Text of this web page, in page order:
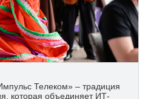
Телеком» – традиция
которая объединяет ИТ-